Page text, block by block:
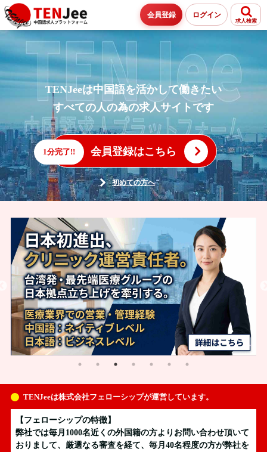
会員登録 ログイン
求人検索
TENJeeは中国語を活かして働きたい
すべての人の為の求人サイトです
会員登録はこちら
1分完了!!
初めての方へ
TENJeeは株式会社フェローシップが運営しています。
【フェローシップの特徴】
弊社では毎月1000名近くの外国籍の方よりお問い合わせ頂いて
おりまして、厳選なる審査を経て、毎月40名程度の方が弊社を